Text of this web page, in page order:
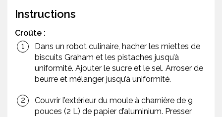
Instructions
Croûte :
Dans un robot culinaire, hacher les miettes de
biscuits Graham et les pistaches jusqu’à
uniformité. Ajouter le sucre et le sel. Arroser de
beurre et mélanger jusqu’à uniformité.
Couvrir l’extérieur du moule à charnière de 9
pouces (2 L) de papier d’aluminium. Presser